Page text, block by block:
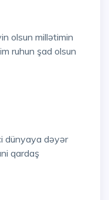
olsun millətimin
ruhun şad olsun
dünyaya dəyər
qardaş